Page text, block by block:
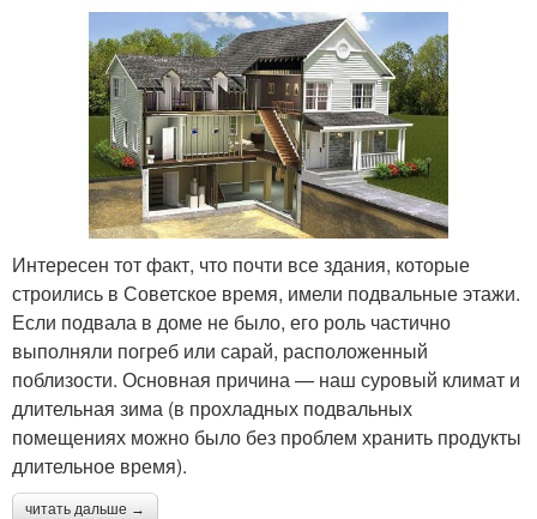
Интересен тот факт, что почти все здания, которые
строились в Советское время, имели подвальные этажи.
Если подвала в доме не было, его роль частично
выполняли погреб или сарай, расположенный
поблизости. Основная причина — наш суровый климат и
длительная зима (в прохладных подвальных
помещениях можно было без проблем хранить продукты
длительное время).
читать дальше →